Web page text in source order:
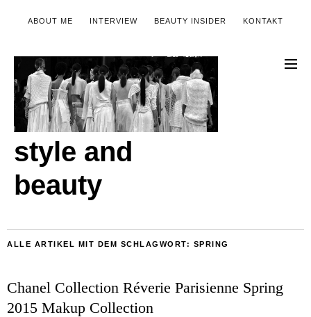
ABOUT ME INTERVIEW BEAUTY INSIDER KONTAKT
style and
beauty
ALLE ARTIKEL MIT DEM SCHLAGWORT: SPRING
Chanel Collection Réverie Parisienne Spring
2015 Makup Collection